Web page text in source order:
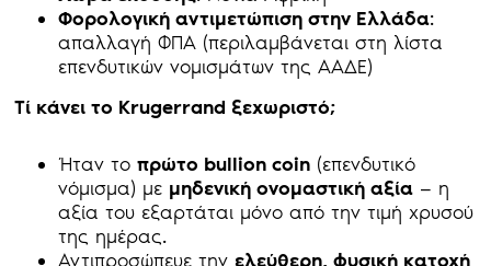
Φορολογική αντιμετώπιση στην Ελλάδα:
απαλλαγή ΦΠΑ (περιλαμβάνεται στη λίστα
επενδυτικών νομισμάτων της ΑΑΔΕ)
Τί κάνει το Krugerrand ξεχωριστό;
Ήταν τοπρώτο bullion coin (επενδυτικό
νόμισμα) με μηδενική ονομαστική αξία — η
αξία του εξαρτάται μόνο από την τιμή χρυσού
της ημέρας.
Αντιπροσώπευε τηνελεύθερη, φυσική κατοχή